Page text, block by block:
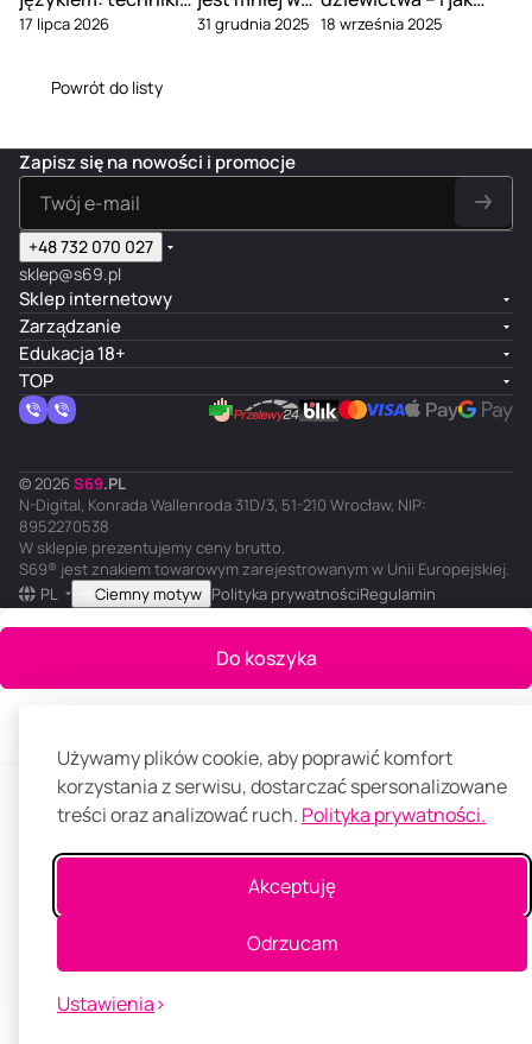
Używamy plików cookie, aby poprawić komfort
korzystania z serwisu, dostarczać spersonalizowane
treści oraz analizować ruch. Polityka prywatności.
Akceptuję
Odrzucam
Ustawienia
seksu oralnego
17 lipca 2026
związku
31 grudnia 2025 tego uniknąć
18 września 2025
Powrót do listy
Do koszyka
Zapisz się na nowości i promocje
+48 732 070 027
sklep@s69.pl
Sklep internetowy
Zarządzanie
Edukacja 18+
TOP
© 2026 S69.PL
N-Digital, Konrada Wallenroda 31D/3, 51-210 Wrocław, NIP:
8952270538
W sklepie prezentujemy ceny brutto.
S69® jest znakiem towarowym zarejestrowanym w Unii Europejskiej.
PL
Ciemny motyw Polityka prywatnościRegulamin